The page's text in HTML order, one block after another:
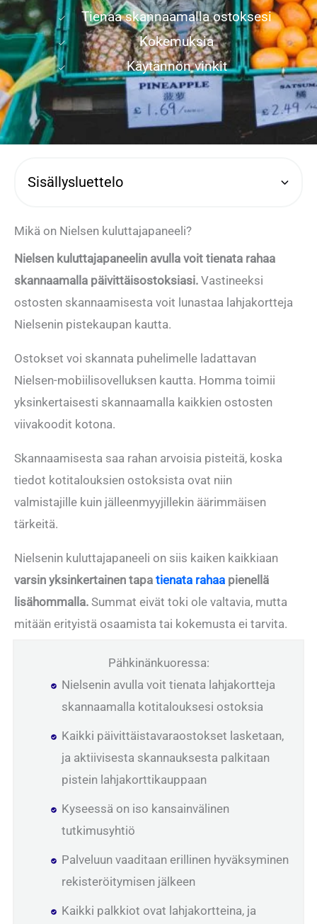
Tienaa skannaamalla ostoksesi
Kokemuksia
Käytännön vinkit
Sisällysluettelo
Mikä on Nielsen kuluttajapaneeli?
Nielsen kuluttajapaneelin avulla voit tienata rahaa
skannaamalla päivittäisostoksiasi. Vastineeksi
ostosten skannaamisesta voit lunastaa lahjakortteja
Nielsenin pistekaupan kautta.
Ostokset voi skannata puhelimelle ladattavan
Nielsen-mobiilisovelluksen kautta. Homma toimii
yksinkertaisesti skannaamalla kaikkien ostosten
viivakoodit kotona.
Skannaamisesta saa rahan arvoisia pisteitä, koska
tiedot kotitalouksien ostoksista ovat niin
valmistajille kuin jälleenmyyjillekin äärimmäisen
tärkeitä.
Nielsenin kuluttajapaneeli on siis kaiken kaikkiaan
varsin yksinkertainen tapa tienata rahaa pienellä
lisähommalla. Summat eivät toki ole valtavia, mutta
mitään erityistä osaamista tai kokemusta ei tarvita.
Pähkinänkuoressa:
Nielsenin avulla voit tienata lahjakortteja
skannaamalla kotitalouksesi ostoksia
Kaikki päivittäistavaraostokset lasketaan,
ja aktiivisesta skannauksesta palkitaan
pistein lahjakorttikauppaan
Kyseessä on iso kansainvälinen
tutkimusyhtiö
Palveluun vaaditaan erillinen hyväksyminen
rekisteröitymisen jälkeen
Kaikki palkkiot ovat lahjakortteina, ja